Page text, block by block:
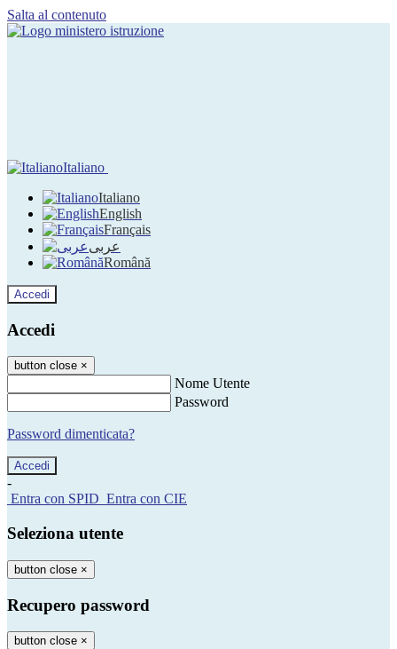
Salta al contenuto
Italiano
Italiano
English
Français
عربى
Română
Accedi
Accedi
button close ×
Nome Utente
Password
Password dimenticata?
-
Entra con SPID Entra con CIE
Seleziona utente
button close ×
Recupero password
button close ×